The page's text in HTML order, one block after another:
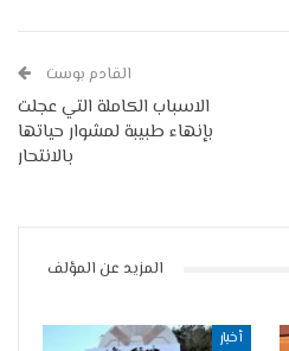
القادم بوست
الاسباب الكاملة التي عجلت
بإنهاء طبيبة لمشوار حياتها
بالانتحار
المزيد عن المؤلف
أخبار